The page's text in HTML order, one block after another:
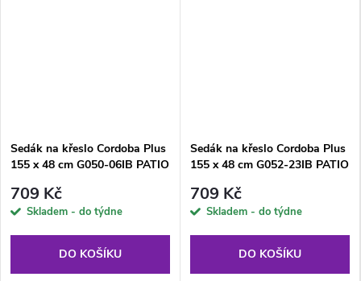
Sedák na křeslo Cordoba Plus
155 x 48 cm G050-06IB PATIO
709 Kč
Skladem - do týdne
DO KOŠÍKU
Sedák na křeslo Cordoba Plus
155 x 48 cm G052-23IB PATIO
709 Kč
Skladem - do týdne
DO KOŠÍKU